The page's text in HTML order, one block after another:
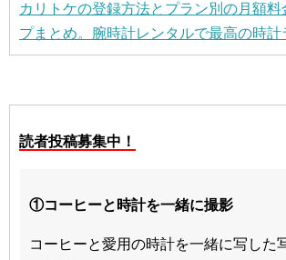
カリトケの登録方法とプラン別の月額料
プまとめ。腕時計レンタルで最高の時計
読者投稿募集中！
①コーヒーと時計を一緒に撮影
コーヒーと愛用の時計を一緒に写した